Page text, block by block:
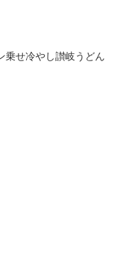
乗せ冷やし讃岐うどん